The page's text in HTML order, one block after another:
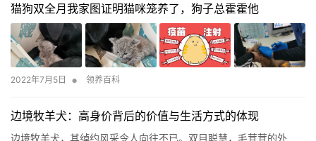
猫狗双全月我家图证明猫咪笼养了，狗子总霍霍他
2022年7月5日 • 领养百科
边境牧羊犬：高身价背后的价值与生活方式的体现
边境牧羊犬，其绰约风采令人向往不已。双目聪慧，毛茸茸的外